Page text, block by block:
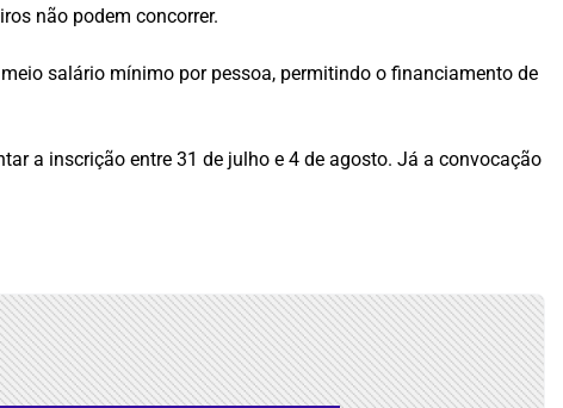
não podem concorrer.
salário mínimo por pessoa, permitindo o financiamento de
a inscrição entre 31 de julho e 4 de agosto. Já a convocação